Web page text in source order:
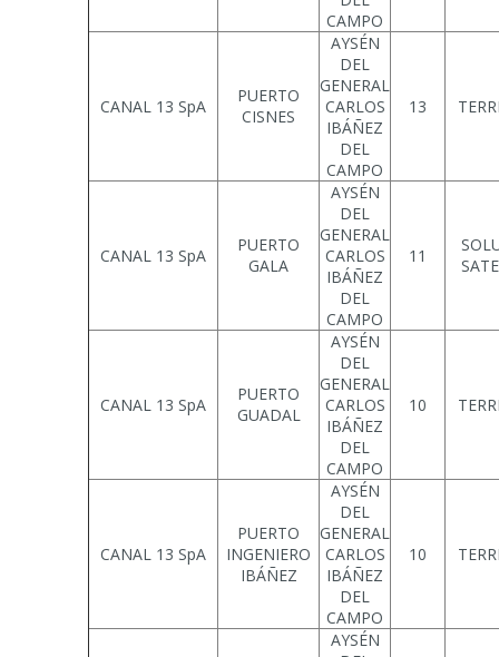
CAMPO
CANAL 13 SpA
PUERTO
CISNES
AYSÉN
DEL
GENERAL
CARLOS
IBÁÑEZ
DEL
CAMPO
13
CANAL 13 SpA
PUERTO
GALA
AYSÉN
DEL
GENERAL
CARLOS
IBÁÑEZ
DEL
CAMPO
11
CANAL 13 SpA
PUERTO
GUADAL
AYSÉN
DEL
GENERAL
CARLOS
IBÁÑEZ
DEL
CAMPO
10
CANAL 13 SpA
PUERTO
INGENIERO
IBÁÑEZ
AYSÉN
DEL
GENERAL
CARLOS
IBÁÑEZ
DEL
CAMPO
10
AYSÉN